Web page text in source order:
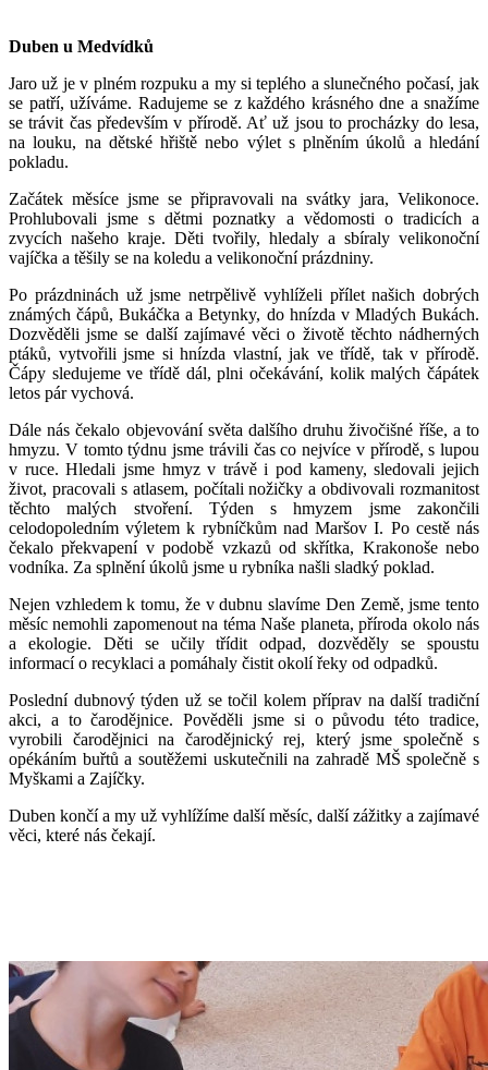
Duben u Medvídků
Jaro už je v plném rozpuku a my si teplého a slunečného počasí, jak
se patří, užíváme. Radujeme se z každého krásného dne a snažíme
se trávit čas především v přírodě. Ať už jsou to procházky do lesa,
na louku, na dětské hřiště nebo výlet s plněním úkolů a hledání
pokladu.
Začátek měsíce jsme se připravovali na svátky jara, Velikonoce.
Prohlubovali jsme s dětmi poznatky a vědomosti o tradicích a
zvycích našeho kraje. Děti tvořily, hledaly a sbíraly velikonoční
vajíčka a těšily se na koledu a velikonoční prázdniny.
Po prázdninách už jsme netrpělivě vyhlíželi přílet našich dobrých
známých čápů, Bukáčka a Betynky, do hnízda v Mladých Bukách.
Dozvěděli jsme se další zajímavé věci o životě těchto nádherných
ptáků, vytvořili jsme si hnízda vlastní, jak ve třídě, tak v přírodě.
Čápy sledujeme ve třídě dál, plni očekávání, kolik malých čápátek
letos pár vychová.
Dále nás čekalo objevování světa dalšího druhu živočišné říše, a to
hmyzu. V tomto týdnu jsme trávili čas co nejvíce v přírodě, s lupou
v ruce. Hledali jsme hmyz v trávě i pod kameny, sledovali jejich
život, pracovali s atlasem, počítali nožičky a obdivovali rozmanitost
těchto malých stvoření. Týden s hmyzem jsme zakončili
celodopoledním výletem k rybníčkům nad Maršov I. Po cestě nás
čekalo překvapení v podobě vzkazů od skřítka, Krakonoše nebo
vodníka. Za splnění úkolů jsme u rybníka našli sladký poklad.
Nejen vzhledem k tomu, že v dubnu slavíme Den Země, jsme tento
měsíc nemohli zapomenout na téma Naše planeta, příroda okolo nás
a ekologie. Děti se učily třídit odpad, dozvěděly se spoustu
informací o recyklaci a pomáhaly čistit okolí řeky od odpadků.
Poslední dubnový týden už se točil kolem příprav na další tradiční
akci, a to čarodějnice. Pověděli jsme si o původu této tradice,
vyrobili čarodějnici na čarodějnický rej, který jsme společně s
opékáním buřtů a soutěžemi uskutečnili na zahradě MŠ společně s
Myškami a Zajíčky.
Duben končí a my už vyhlížíme další měsíc, další zážitky a zajímavé
věci, které nás čekají.